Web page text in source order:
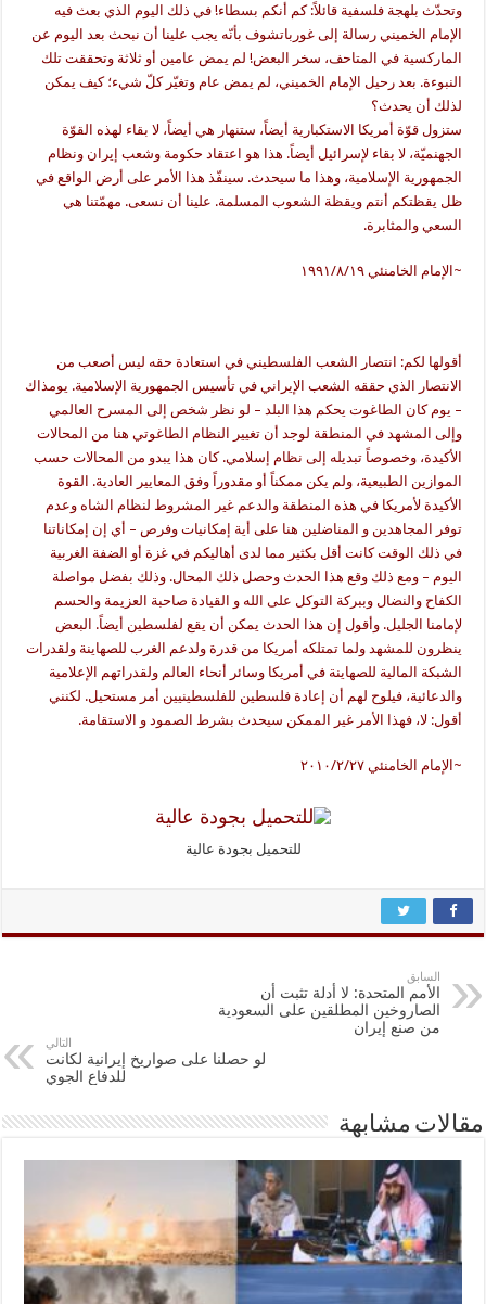
وتحدّث بلهجة فلسفية قائلاً: كم أنكم بسطاء! في ذلك اليوم الذي بعث فيه
الإمام الخميني رسالة إلى غورباتشوف بأنّه يجب علينا أن نبحث بعد اليوم عن
الماركسية في المتاحف، سخر البعض! لم يمض عامين أو ثلاثة وتحققت تلك
النبوءة. بعد رحيل الإمام الخميني، لم يمض عام وتغيّر كلّ شيء؛ كيف يمكن
لذلك أن يحدث؟
ستزول قوّة أمريكا الاستكبارية أيضاً، ستنهار هي أيضاً، لا بقاء لهذه القوّة
الجهنميّة، لا بقاء لإسرائيل أيضاً. هذا هو اعتقاد حكومة وشعب إيران ونظام
الجمهورية الإسلامية، وهذا ما سيحدث. سينفّذ هذا الأمر على أرض الواقع في
ظل يقظتكم أنتم ويقظة الشعوب المسلمة. علينا أن نسعى. مهمّتنا هي
السعي والمثابرة.
~الإمام الخامنئي ١٩٩١/٨/١٩
أقولها لكم: انتصار الشعب الفلسطيني في استعادة حقه ليس أصعب من
الانتصار الذي حققه الشعب الإيراني في تأسيس الجمهورية الإسلامية. يومذاك
– يوم كان الطاغوت يحكم هذا البلد – لو نظر شخص إلی المسرح العالمي
وإلی المشهد في المنطقة لوجد أن تغيير النظام الطاغوتي هنا من المحالات
الأكيدة، وخصوصاً تبديله إلی نظام إسلامي. كان هذا يبدو من المحالات حسب
الموازين الطبيعية، ولم يكن ممكناً أو مقدوراً وفق المعايير العادية. القوة
الأكيدة لأمريكا في هذه المنطقة والدعم غير المشروط لنظام الشاه وعدم
توفر المجاهدين و المناضلين هنا علی أية إمكانيات وفرص – أي إن إمكاناتنا
في ذلك الوقت كانت أقل بكثير مما لدی أهاليكم في غزة أو الضفة الغربية
اليوم – ومع ذلك وقع هذا الحدث وحصل ذلك المحال. وذلك بفضل مواصلة
الكفاح والنضال وببركة التوكل علی الله و القيادة صاحبة العزيمة والحسم
لإمامنا الجليل. وأقول إن هذا الحدث يمكن أن يقع لفلسطين أيضاً. البعض
ينظرون للمشهد ولما تمتلكه أمريكا من قدرة ولدعم الغرب للصهاينة ولقدرات
الشبكة المالية للصهاينة في أمريكا وسائر أنحاء العالم ولقدراتهم الإعلامية
والدعائية، فيلوح لهم أن إعادة فلسطين للفلسطينيين أمر مستحيل. لكنني
أقول:‌ لا، فهذا الأمر غير الممكن سيحدث بشرط الصمود و الاستقامة.
~الإمام الخامنئي ٢٠١٠/٢/٢٧
للتحميل بجودة عالية
السابق
الأمم المتحدة: لا أدلة تثبت أن
الصاروخين المطلقين على السعودية
من صنع إيران
التالي
لو حصلنا على صواريخ إيرانية لكانت
للدفاع الجوي
مقالات مشابهة